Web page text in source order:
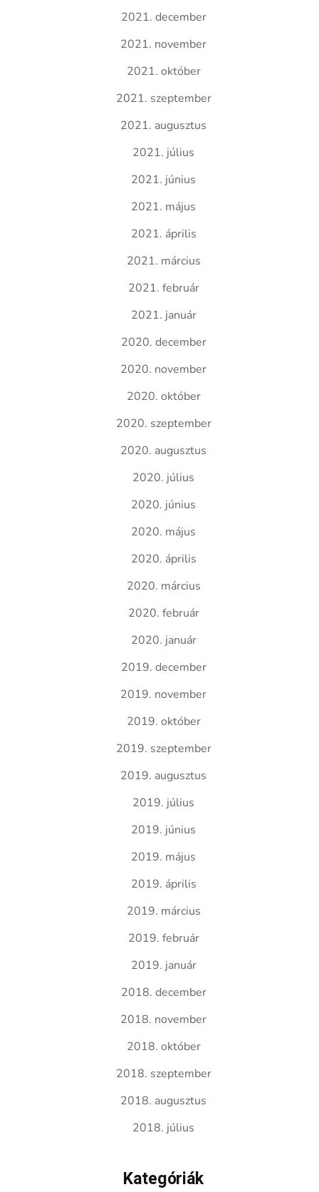
2021. december
2021. november
2021. október
2021. szeptember
2021. augusztus
2021. július
2021. június
2021. május
2021. április
2021. március
2021. február
2021. január
2020. december
2020. november
2020. október
2020. szeptember
2020. augusztus
2020. július
2020. június
2020. május
2020. április
2020. március
2020. február
2020. január
2019. december
2019. november
2019. október
2019. szeptember
2019. augusztus
2019. július
2019. június
2019. május
2019. április
2019. március
2019. február
2019. január
2018. december
2018. november
2018. október
2018. szeptember
2018. augusztus
2018. július
Kategóriák